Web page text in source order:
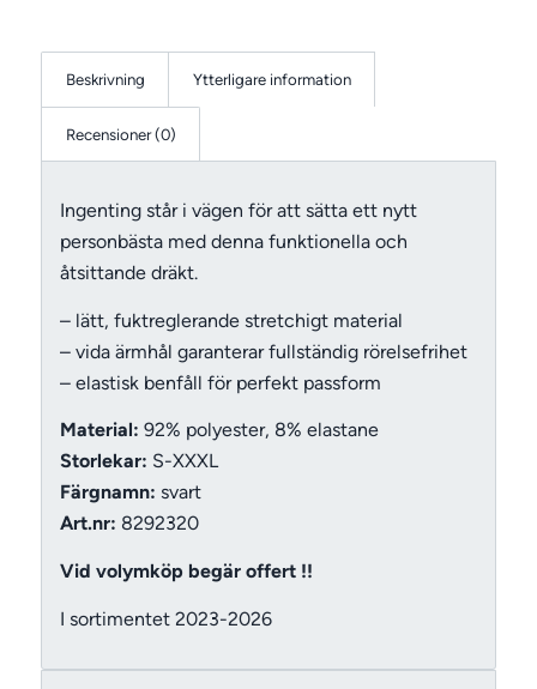
Beskrivning Ytterligare information
Recensioner (0)
Ingenting står i vägen för att sätta ett nytt
personbästa med denna funktionella och
åtsittande dräkt.
– lätt, fuktreglerande stretchigt material
– vida ärmhål garanterar fullständig rörelsefrihet
– elastisk benfåll för perfekt passform
Material: 92% polyester, 8% elastane
Storlekar: S-XXXL
Färgnamn: svart
Art.nr: 8292320
Vid volymköp begär offert !!
I sortimentet 2023-2026